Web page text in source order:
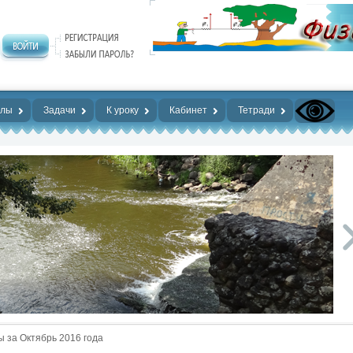
Задачи К уроку Кабинет Тетради
за Октябрь 2016 года